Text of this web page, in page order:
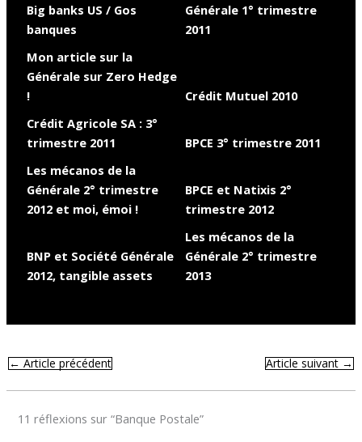
Big banks US / Gos
banques
Générale 1° trimestre
2011
Mon article sur la
Générale sur Zero Hedge
!
Crédit Mutuel 2010
Crédit Agricole SA : 3°
trimestre 2011
BPCE 3° trimestre 2011
Les mécanos de la
Générale 2° trimestre
2012 et moi, émoi !
BPCE et Natixis 2°
trimestre 2012
BNP et Société Générale
2012, tangible assets
Les mécanos de la
Générale 2° trimestre
2013
←Article précédent Article suivant→
11 réflexions sur “Banque Postale”